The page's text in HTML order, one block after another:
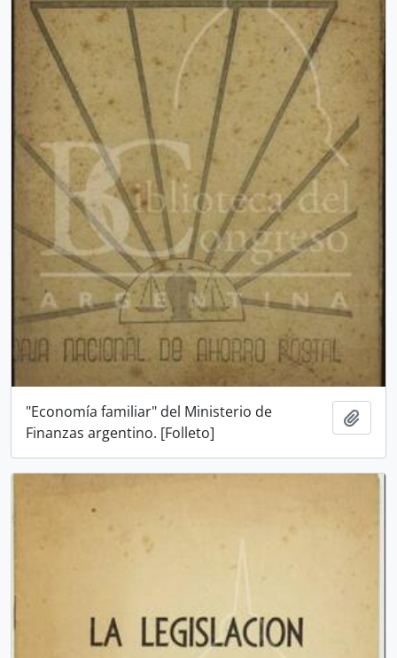
"Economía familiar" del Ministerio de
Finanzas argentino. [Folleto]